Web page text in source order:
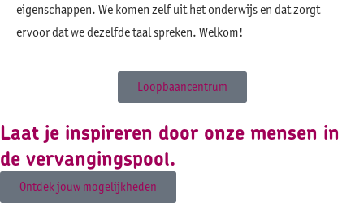
eigenschappen. We komen zelf uit het onderwijs en dat zorgt
ervoor dat we dezelfde taal spreken. Welkom!
Loopbaancentrum
Laat je inspireren door onze mensen in
de vervangingspool.
Ontdek jouw mogelijkheden